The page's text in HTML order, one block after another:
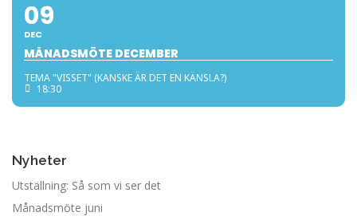
09
DEC
MÅNADSMÖTE DECEMBER
TEMA "VISSET" (KANSKE ÄR DET EN KÄNSLA?)
18:30
Nyheter
Utställning: Så som vi ser det
Månadsmöte juni